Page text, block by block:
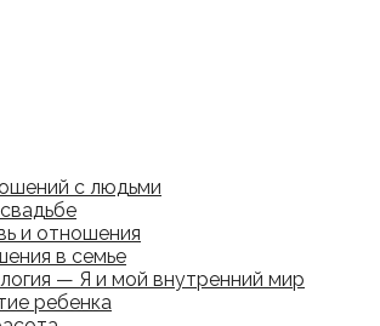
с людьми
и отношения
в семье
— Я и мой внутренний мир
ребенка